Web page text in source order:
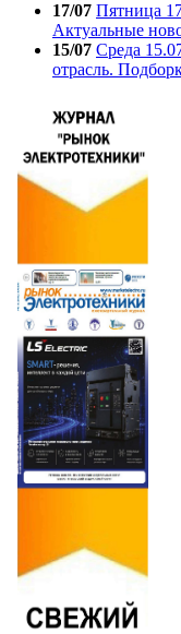
17/07 Пятница
Актуальные
15/07 Среда
отрасль.